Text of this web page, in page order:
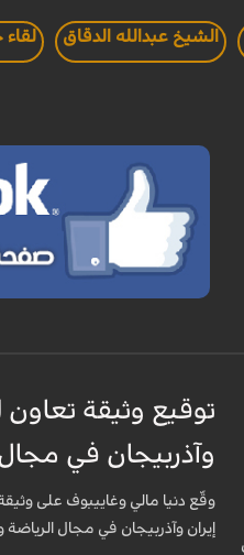
الشيخ عبدالله الدقاق
وآذربيجان في
وقّع دنيا مالي وغاييبوف على
إيران وآذربيجان في مجال الرياضة